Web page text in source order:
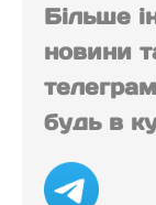
Більше
новини
будь в